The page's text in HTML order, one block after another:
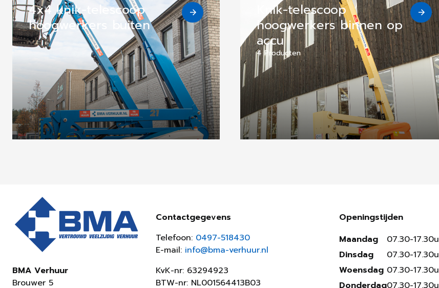
4x4 knik-telescoop
hoogwerkers buiten
Knik-telescoop
hoogwerkers binnen op
accu
4 Producten
BMA Verhuur
Brouwer 5
Contactgegevens
Telefoon: 0497-518430
E-mail: info@bma-verhuur.nl
KvK-nr: 63294923
BTW-nr: NL001564413B03
Openingstijden
Maandag
Dinsdag
Woensdag
Donderdag
07.30-17.30u
07.30-17.30u
07.30-17.30u
07.30-17.30u